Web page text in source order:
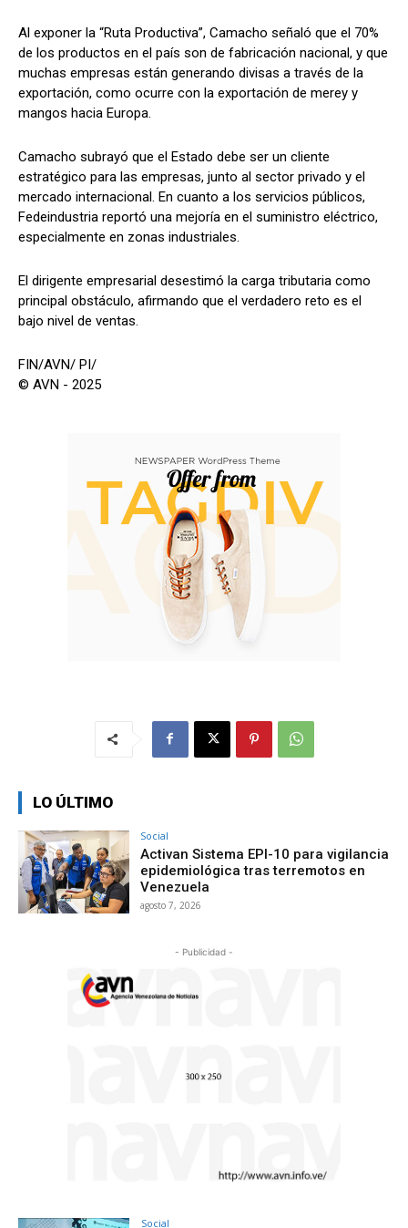
Al exponer la “Ruta Productiva”, Camacho señaló que el 70%
de los productos en el país son de fabricación nacional, y que
muchas empresas están generando divisas a través de la
exportación, como ocurre con la exportación de merey y
mangos hacia Europa.
Camacho subrayó que el Estado debe ser un cliente
estratégico para las empresas, junto al sector privado y el
mercado internacional. En cuanto a los servicios públicos,
Fedeindustria reportó una mejoría en el suministro eléctrico,
especialmente en zonas industriales.
El dirigente empresarial desestimó la carga tributaria como
principal obstáculo, afirmando que el verdadero reto es el
bajo nivel de ventas.
FIN/AVN/ PI/
© AVN - 2025
LO ÚLTIMO
Social
Activan Sistema EPI-10 para vigilancia
epidemiológica tras terremotos en
Venezuela
agosto 7, 2026
- Publicidad -
Social